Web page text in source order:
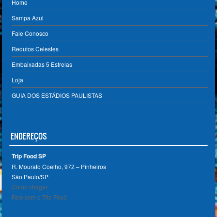
Home
Sampa Azul
Fale Conosco
Redutos Celestes
Embaixadas 5 Estrelas
Loja
GUIA DOS ESTÁDIOS PAULISTAS
ENDEREÇOS
Trip Food SP
R. Mourato Coelho, 972 – Pinheiros
São Paulo/SP ‎
Como chegar
Fale com o Trip Food